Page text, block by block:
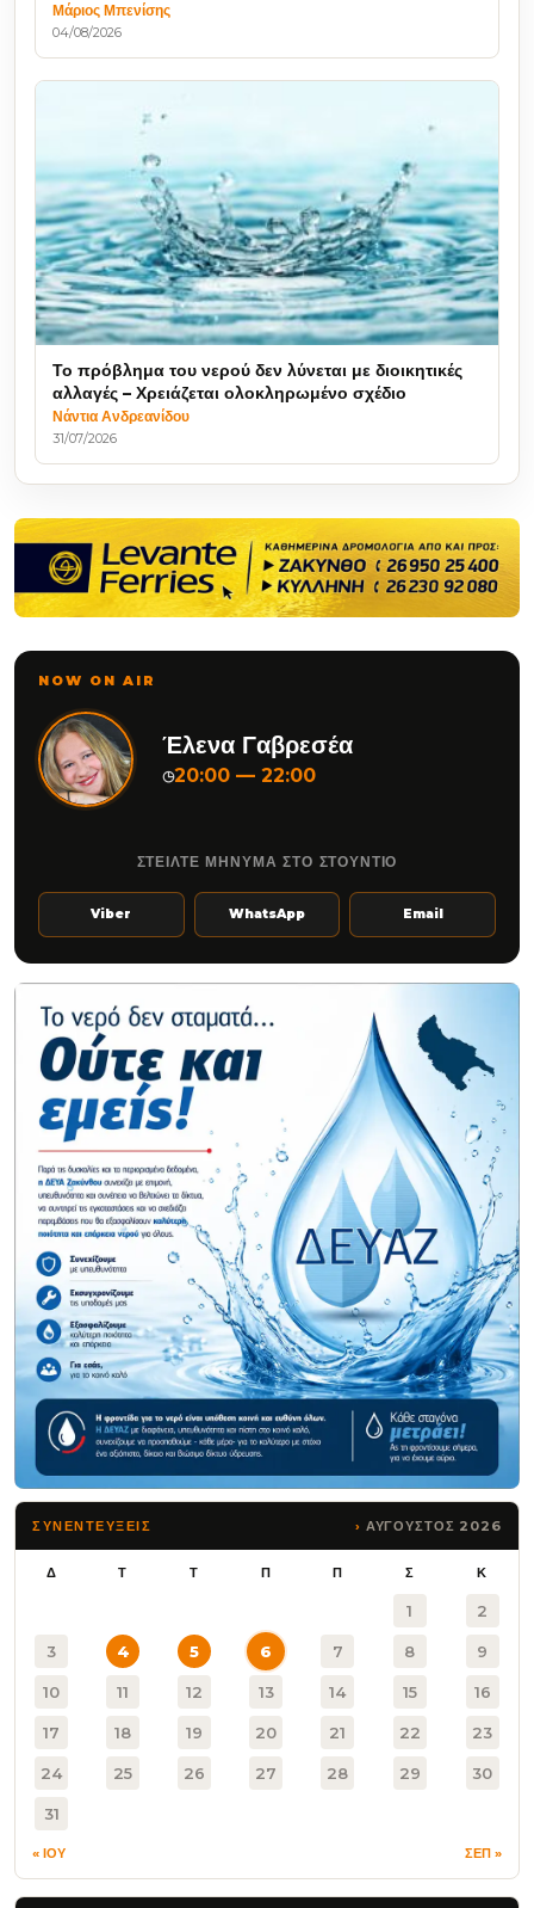
Μάριος Μπενίσης
04/08/2026
Το πρόβλημα του νερού δεν λύνεται με διοικητικές
αλλαγές – Χρειάζεται ολοκληρωμένο σχέδιο
Νάντια Ανδρεανίδου
31/07/2026
NOW ON AIR
Έλενα Γαβρεσέα
◷20:00 — 22:00
ΣΤΕΙΛΤΕ ΜΗΝΥΜΑ ΣΤΟ ΣΤΟΥΝΤΙΟ
Viber WhatsApp Email
ΣΥΝΕΝΤΕΥΞΕΙΣ ΑΥΓΟΥΣΤΟΣ 2026
Δ Τ Τ Π Π Σ Κ
1 2
3 4 5 6 7 8 9
10 11 12 13 14 15 16
17 18 19 20 21 22 23
24 25 26 27 28 29 30
31
« ΙΟΥ ΣΕΠ »